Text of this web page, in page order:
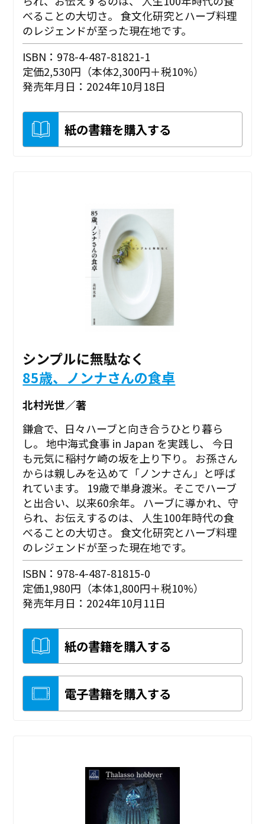
べることの大切さ。 食文化研究とハーブ料理
のレジェンドが至った現在地です。
ISBN：978-4-487-81821-1
定価2,530円（本体2,300円＋税10%）
発売年月日：2024年10月18日
紙の書籍を購入する
シンプルに無駄なく
85歳、ノンナさんの食卓
北村光世／著
鎌倉で、日々ハーブと向き合うひとり暮ら
し。 地中海式食事 in Japan を実践し、 今日
も元気に稲村ケ崎の坂を上り下り――。 お孫さん
からは親しみを込めて「ノンナさん」と呼ば
れています。 19歳で単身渡米。そこでハーブ
と出合い、以来60余年。 ハーブに導かれ、守
られ、お伝えするのは、 人生100年時代の食
べることの大切さ。 食文化研究とハーブ料理
のレジェンドが至った現在地です。
ISBN：978-4-487-81815-0
定価1,980円（本体1,800円＋税10%）
発売年月日：2024年10月11日
紙の書籍を購入する
電子書籍を購入する